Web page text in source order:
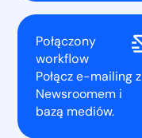
Połączony
workflow
Połącz e-mailing z
Newsroomem i
bazą mediów.